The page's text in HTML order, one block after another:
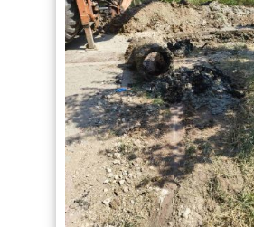
316 | 2026-08-07 15:12:52
При почистване на